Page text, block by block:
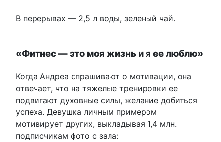
В перерывах — 2,5 л воды, зеленый чай.
«Фитнес — это моя жизнь и я ее люблю»
Когда Андреа спрашивают о мотивации, она
отвечает, что на тяжелые тренировки ее
подвигают духовные силы, желание добиться
успеха. Девушка личным примером
мотивирует других, выкладывая 1,4 млн.
подписчикам фото с зала: